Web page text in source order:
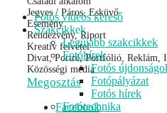
Fotós videós kereső
Szakcikkek
Legújabb szakcikkek
Fotóhírek
Fotós
Fotópályázat
Fotós hírek
Fotótechnika
Jegyes / Páros, Esküvő
Esemény
Rendezvény, Riport
Kreatív felvétel
Divat, Portré, Portfólió, Reklám,
Közösségi média
Megosztás
Facebook